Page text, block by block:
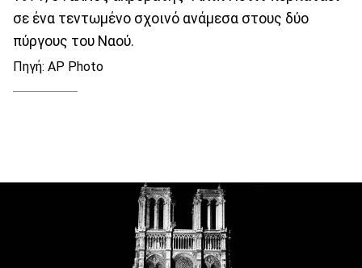
σε ένα τεντωμένο σχοινό ανάμεσα στους δύο
πύργους του Ναού.
Πηγή: AP Photo